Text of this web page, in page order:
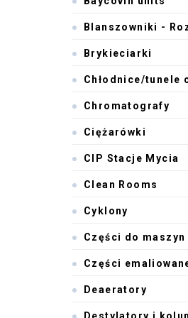
Blanszowniki -
Brykieciarki
Chłodnice/tunele
Chromatografy
Ciężarówki
CIP Stacje Mycia
Clean Rooms
Cyklony
Części do maszyn
Części
Deaeratory